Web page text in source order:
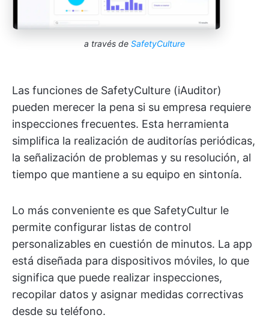
a través de SafetyCulture
Las funciones de SafetyCulture (iAuditor)
pueden merecer la pena si su empresa requiere
inspecciones frecuentes. Esta herramienta
simplifica la realización de auditorías periódicas,
la señalización de problemas y su resolución, al
tiempo que mantiene a su equipo en sintonía.
Lo más conveniente es que SafetyCultur le
permite configurar listas de control
personalizables en cuestión de minutos. La app
está diseñada para dispositivos móviles, lo que
significa que puede realizar inspecciones,
recopilar datos y asignar medidas correctivas
desde su teléfono.